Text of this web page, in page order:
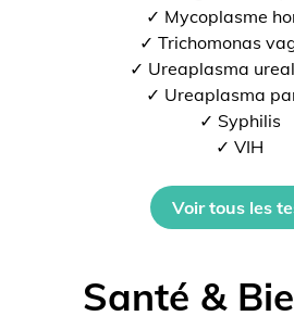
✓ Mycoplasme
✓ Trichomonas
✓ Ureaplasma
✓ Ureaplasma
✓ Syphilis
✓ VIH
Voir tous les
Santé &